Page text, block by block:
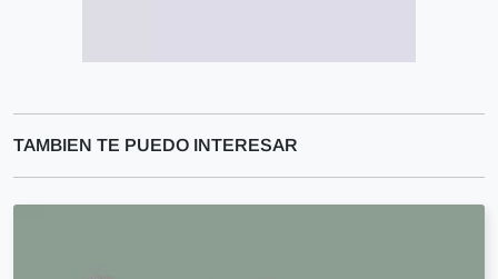
TAMBIEN TE PUEDO INTERESAR